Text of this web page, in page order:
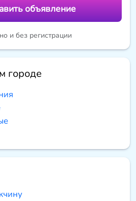
объявление
и без регистрации
городе